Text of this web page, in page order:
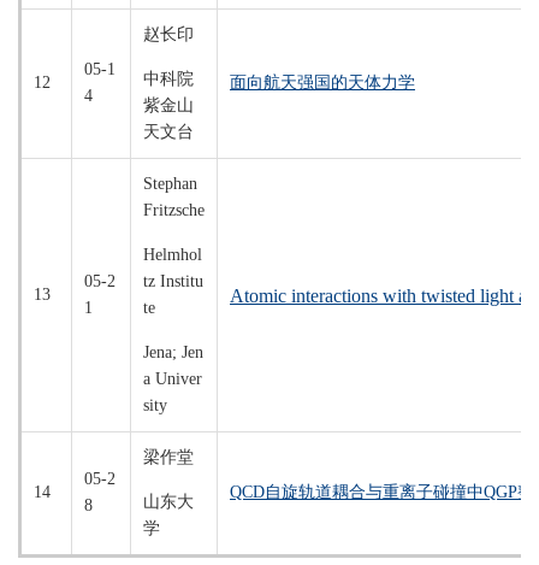
12
05-1
4
赵长印
中科院
紫金山
天文台
面向航天强国的天体力学
13
05-2
1
Stephan
Fritzsche
Helmhol
tz Institu
te
Jena; Jen
a Univer
sity
Atomic interactions with twisted light
14
05-2
8
梁作堂
山东大
学
QCD自旋轨道耦合与重离子碰撞中QGP